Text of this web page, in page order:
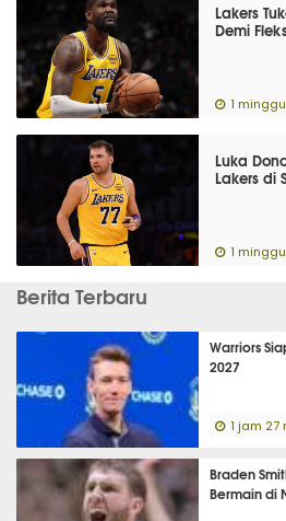
Lakers
Demi
1
Luka
Lakers di
1
Berita Terbaru
Warriors
2027
1 jam 27
Braden
Bermain di